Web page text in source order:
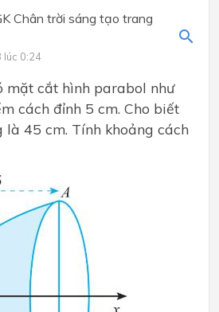
Chân trời sáng tạo trang
lúc 0:24
mặt cắt hình parabol như
cách đỉnh 5 cm. Cho biết
là 45 cm. Tính khoảng cách